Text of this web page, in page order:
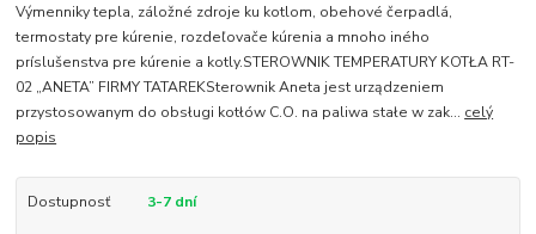
Výmenniky tepla, záložné zdroje ku kotlom, obehové čerpadlá,
termostaty pre kúrenie, rozdeľovače kúrenia a mnoho iného
príslušenstva pre kúrenie a kotly.STEROWNIK TEMPERATURY KOTŁA RT-
02 „ANETA” FIRMY TATAREKSterownik Aneta jest urządzeniem
przystosowanym do obsługi kotłów C.O. na paliwa stałe w zak... celý
popis
Dostupnosť 3-7 dní